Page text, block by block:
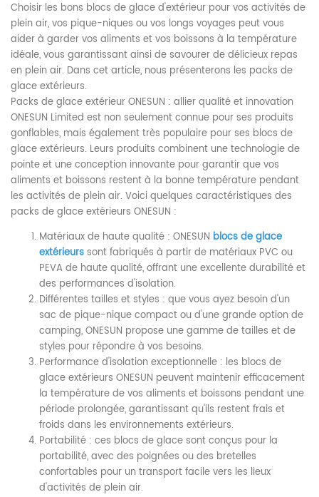
Choisir les bons blocs de glace d'extérieur pour vos activités de
plein air, vos pique-niques ou vos longs voyages peut vous
aider à garder vos aliments et vos boissons à la température
idéale, vous garantissant ainsi de savourer de délicieux repas
en plein air. Dans cet article, nous présenterons les packs de
glace extérieurs.
Packs de glace extérieur ONESUN : allier qualité et innovation
ONESUN Limited est non seulement connue pour ses produits
gonflables, mais également très populaire pour ses blocs de
glace extérieurs. Leurs produits combinent une technologie de
pointe et une conception innovante pour garantir que vos
aliments et boissons restent à la bonne température pendant
les activités de plein air. Voici quelques caractéristiques des
packs de glace extérieurs ONESUN :
Matériaux de haute qualité : ONESUN blocs de glace
extérieurssont fabriqués à partir de matériaux PVC ou
PEVA de haute qualité, offrant une excellente durabilité et
des performances d'isolation.
Différentes tailles et styles : que vous ayez besoin d'un
sac de pique-nique compact ou d'une grande option de
camping, ONESUN propose une gamme de tailles et de
styles pour répondre à vos besoins.
Performance d'isolation exceptionnelle : les blocs de
glace extérieurs ONESUN peuvent maintenir efficacement
la température de vos aliments et boissons pendant une
période prolongée, garantissant qu'ils restent frais et
froids dans les environnements extérieurs.
Portabilité : ces blocs de glace sont conçus pour la
portabilité, avec des poignées ou des bretelles
confortables pour un transport facile vers les lieux
d'activités de plein air.